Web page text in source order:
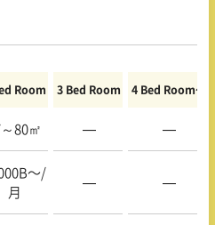
Room 3 Bed Room 4 Bed Room〜
80㎡ — —
〜/
月
— —